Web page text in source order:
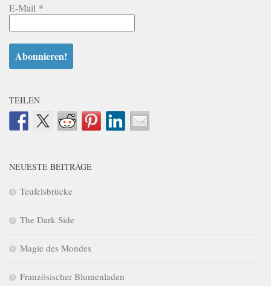
E-Mail *
TEILEN
NEUESTE BEITRÄGE
Teufelsbrücke
The Dark Side
Magie des Mondes
Französischer Blumenladen